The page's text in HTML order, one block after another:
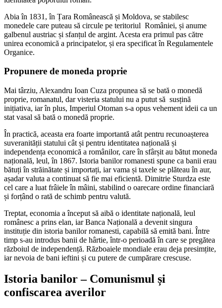
Abia în 1831, în Țara Românească și Moldova, se stabilesc
monedele care puteau să circule pe teritoriul României, și anume
galbenul austriac și sfanțul de argint. Acesta era primul pas către
unirea economică a principatelor, și era specificat în Regulamentele
Organice.
Propunere de moneda proprie
Mai târziu, Alexandru Ioan Cuza propunea să se bată o monedă
proprie, romanatul, dar visteria statului nu a putut să susțină
inițiativa, iar în plus, Imperiul Otoman s-a opus vehement ideii ca un
stat vasal să bată o monedă proprie.
În practică, aceasta era foarte importantă atât pentru recunoașterea
suveranității statului cât și pentru identitatea națională și
independența economică a românilor, care în sfârșit au bătut moneda
națională, leul, în 1867. Istoria banilor romanesti spune ca banii erau
bătuți în străinătate și importați, iar vama și taxele se plăteau în aur,
așadar valuta a continuat să fie mai eficientă. Dimitrie Sturdza este
cel care a luat frâiele în mâini, stabilind o oarecare ordine financiară
și forțând o rată de schimb pentru valută.
Treptat, economia a început să aibă o identitate națională, leul
românesc a prins elan, iar Banca Națională a devenit singura
instituție din istoria banilor romanesti, capabilă să emită bani. Între
timp s-au introdus banii de hârtie, într-o perioadă în care se pregătea
războiul de independență. Războaiele mondiale erau deja presimțite,
iar nevoia de bani ieftini și cu putere de cumpărare crescuse.
Istoria banilor – Comunismul și
confiscarea averilor